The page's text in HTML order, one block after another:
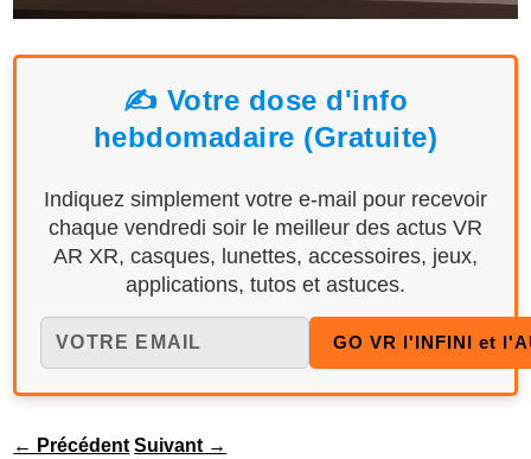
✍️ Votre dose d'info
hebdomadaire (Gratuite)
Indiquez simplement votre e-mail pour recevoir
chaque vendredi soir le meilleur des actus VR
AR XR, casques, lunettes, accessoires, jeux,
applications, tutos et astuces.
← Précédent Suivant →